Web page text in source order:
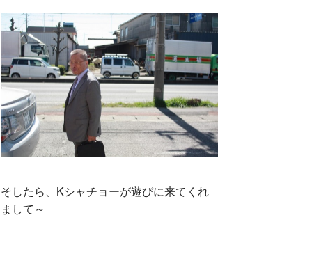
b
o
o
k
e
r
そしたら、Kシャチョーが遊びに来てくれ
まして～